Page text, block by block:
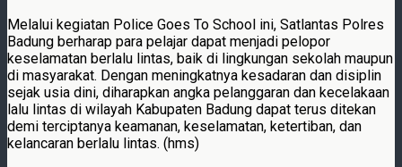
Melalui kegiatan Police Goes To School ini, Satlantas Polres
Badung berharap para pelajar dapat menjadi pelopor
keselamatan berlalu lintas, baik di lingkungan sekolah maupun
di masyarakat. Dengan meningkatnya kesadaran dan disiplin
sejak usia dini, diharapkan angka pelanggaran dan kecelakaan
lalu lintas di wilayah Kabupaten Badung dapat terus ditekan
demi terciptanya keamanan, keselamatan, ketertiban, dan
kelancaran berlalu lintas. (hms)